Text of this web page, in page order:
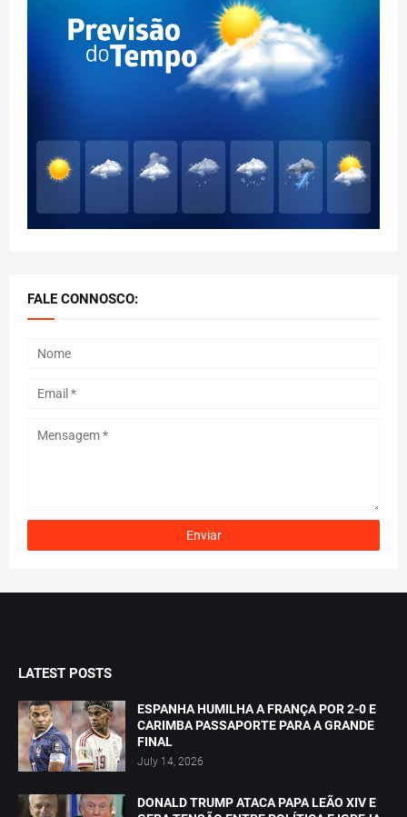
FALE CONNOSCO:
LATEST POSTS
ESPANHA HUMILHA A FRANÇA POR 2-0 E
CARIMBA PASSAPORTE PARA A GRANDE
FINAL
July 14, 2026
DONALD TRUMP ATACA PAPA LEÃO XIV E